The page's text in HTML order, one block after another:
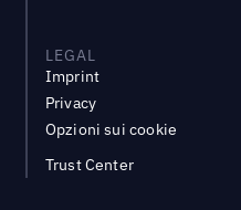
LEGAL
Imprint
Privacy
Opzioni sui cookie
Trust Center